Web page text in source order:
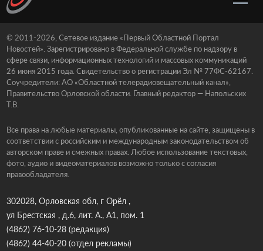
© 2011-2026, Сетевое издание «Первый Областной Портал
Новостей». Зарегистрировано в Федеральной службе по надзору в
сфере связи, информационных технологий и массовых коммуникаций
26 июня 2015 года. Свидетельство о регистрации Эл № 77ФС-62167.
Соучредители: АО «Областной телерадиовещательный канал»,
Правительство Орловской области. Главный редактор — Напольских
Т.В.
Все права на любые материалы, опубликованные на сайте, защищены в
соответствии с российским и международным законодательством об
авторском праве и смежных правах. Любое использование текстовых,
фото, аудио и видеоматериалов возможно только с согласия
правообладателя.
302028, Орловская обл, г Орёл ,
ул Брестская , д.6, лит. А., А1, пом. 1
(4862) 76-10-28(редакция)
(4862) 44-40-20(отдел рекламы)